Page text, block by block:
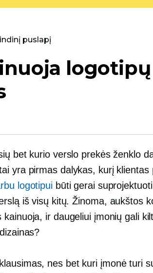
puslapį
logotipų
bet kurio verslo prekės ženklo
yra pirmas dalykas, kurį klientas
logotipuibūtigerai suprojektuoti
iš visų kitų. Žinoma, aukštos
kainuoja, ir daugeliui įmonių gali
nes bet kuri įmonė turi